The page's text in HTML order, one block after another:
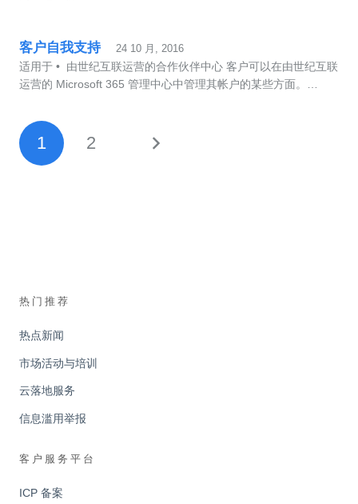
客户自我支持 24 10 月, 2016
适用于 • 由世纪互联运营的合作伙伴中心 客户可以在由世纪互联
运营的 Microsoft 365 管理中心中管理其帐户的某些方面。…
1 2
热门推荐
热点新闻
市场活动与培训
云落地服务
信息滥用举报
客户服务平台
ICP 备案